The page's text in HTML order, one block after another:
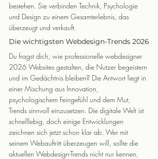
bestehen. Sie verbinden Technik, Psychologie
und Design zu einem Gesamterlebnis, das
überzeugt und verkauft.
Die wichtigsten Webdesign-Trends 2026
Du fragst dich, wie professionelle webdesigner
2026 Websites gestalten, die Nutzer begeistern
und im Gedächtnis bleiben? Die Antwort liegt in
einer Mischung aus Innovation,
psychologischem Feingefühl und dem Mut,
Trends sinnvoll einzusetzen. Die digitale Welt ist
schnelllebig, doch einige Entwicklungen
zeichnen sich jetzt schon klar ab. Wer mit
seinem Webauftritt überzeugen will, sollte die
aktuellen Webdesign-Trends nicht nur kennen,